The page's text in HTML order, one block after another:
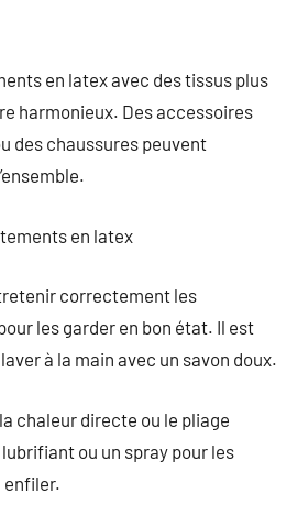
en latex avec des tissus plus
harmonieux. Des accessoires
des chaussures peuvent
en latex
correctement les
les garder en bon état. Il est
à la main avec un savon doux.
chaleur directe ou le pliage
ou un spray pour les
enfiler.